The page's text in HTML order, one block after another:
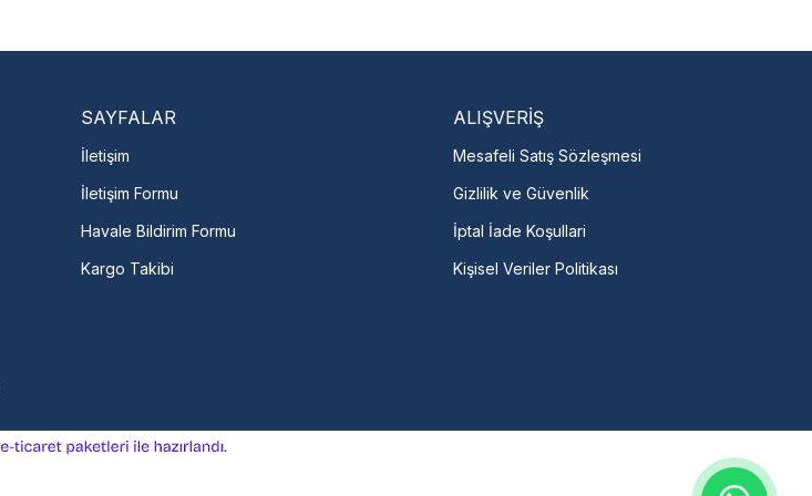
SAYFALAR
İletişim
İletişim Formu
Havale Bildirim Formu
Kargo Takibi
ALIŞVERİŞ
Mesafeli Satış Sözleşmesi
Gizlilik ve Güvenlik
İptal İade Koşullari
Kişisel Veriler Politikası
ideasoft
e-